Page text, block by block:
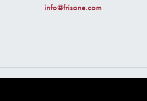
info@frisone.com